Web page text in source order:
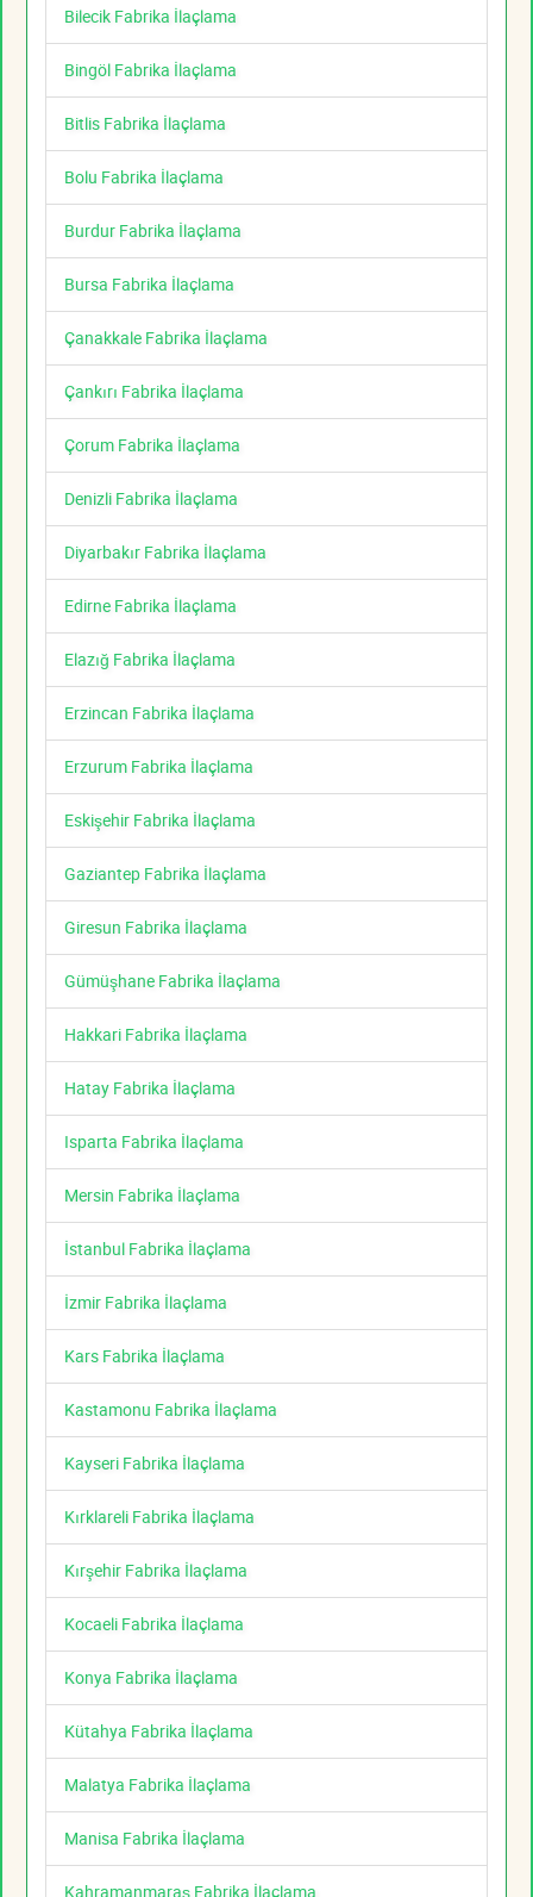
Bilecik Fabrika İlaçlama
Bingöl Fabrika İlaçlama
Bitlis Fabrika İlaçlama
Bolu Fabrika İlaçlama
Burdur Fabrika İlaçlama
Bursa Fabrika İlaçlama
Çanakkale Fabrika İlaçlama
Çankırı Fabrika İlaçlama
Çorum Fabrika İlaçlama
Denizli Fabrika İlaçlama
Diyarbakır Fabrika İlaçlama
Edirne Fabrika İlaçlama
Elazığ Fabrika İlaçlama
Erzincan Fabrika İlaçlama
Erzurum Fabrika İlaçlama
Eskişehir Fabrika İlaçlama
Gaziantep Fabrika İlaçlama
Giresun Fabrika İlaçlama
Gümüşhane Fabrika İlaçlama
Hakkari Fabrika İlaçlama
Hatay Fabrika İlaçlama
Isparta Fabrika İlaçlama
Mersin Fabrika İlaçlama
İstanbul Fabrika İlaçlama
İzmir Fabrika İlaçlama
Kars Fabrika İlaçlama
Kastamonu Fabrika İlaçlama
Kayseri Fabrika İlaçlama
Kırklareli Fabrika İlaçlama
Kırşehir Fabrika İlaçlama
Kocaeli Fabrika İlaçlama
Konya Fabrika İlaçlama
Kütahya Fabrika İlaçlama
Malatya Fabrika İlaçlama
Manisa Fabrika İlaçlama
Kahramanmaraş Fabrika İlaçlama